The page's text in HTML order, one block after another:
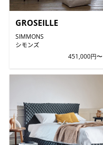
GROSEILLE
SIMMONS
シモンズ
451,000円〜